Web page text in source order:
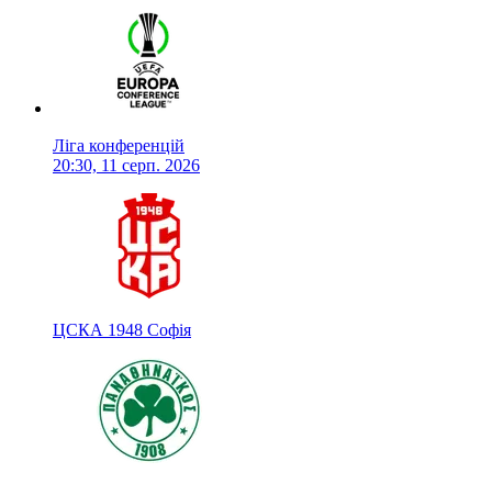
Ліга конференцій
20:30, 11 серп. 2026
ЦСКА 1948 Софія